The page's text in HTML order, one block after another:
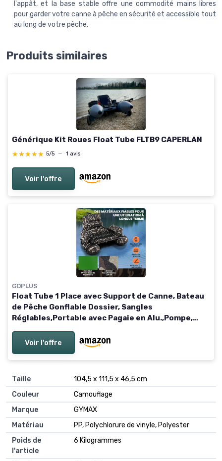
l'appât, et la base stable offre une commodité mains libres
pour garder votre canne à pêche en sécurité et accessible tout
au long de votre pêche.
Produits similaires
Générique Kit Roues Float Tube FLTB9 CAPERLAN
★★★★★
★★★★★ 5/5 — 1 avis
Voir l'offre
GOPLUS
Float Tube 1 Place avec Support de Canne, Bateau
de Pêche Gonflable Dossier, Sangles
Réglables,Portable avec Pagaie en Alu.,Pompe,
Voir l'offre
Taille
104,5 x 111,5 x 46,5 cm
Couleur
Camouflage
Marque
GYMAX
Matériau
PP, Polychlorure de vinyle, Polyester
Poids de
l'article
6 Kilogrammes